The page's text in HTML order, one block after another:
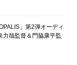
」第2弾オーディ
力哉監督＆門脇康平監